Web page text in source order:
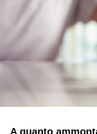
A quanto